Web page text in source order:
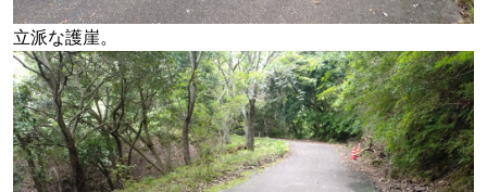
立派な護崖。